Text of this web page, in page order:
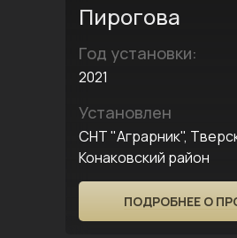
Пирогова
Год установки:
2021
Установлен
СНТ "Аграрник",
Конаковский район
ПОДРОБНЕЕ О